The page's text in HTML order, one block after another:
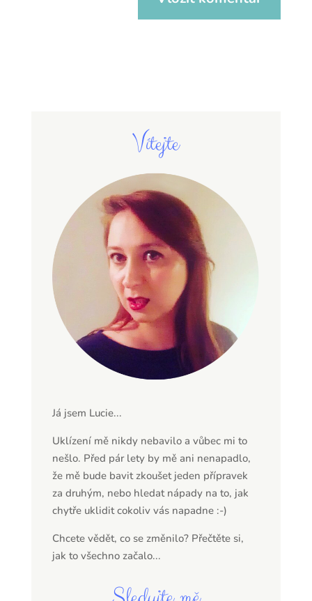
Vítejte
Já jsem Lucie...
Uklízení mě nikdy nebavilo a vůbec mi to
nešlo. Před pár lety by mě ani nenapadlo,
že mě bude bavit zkoušet jeden přípravek
za druhým, nebo hledat nápady na to, jak
chytře uklidit cokoliv vás napadne :-)
Chcete vědět, co se změnilo? Přečtěte si,
jak to všechno začalo...